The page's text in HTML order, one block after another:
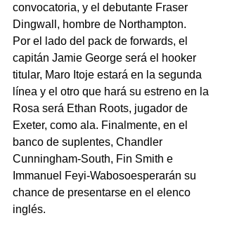
convocatoria, y el debutante Fraser
Dingwall, hombre de Northampton.
Por el lado del pack de forwards, el
capitán Jamie George será el hooker
titular, Maro Itoje estará en la segunda
línea y el otro que hará su estreno en la
Rosa será Ethan Roots, jugador de
Exeter, como ala. Finalmente, en el
banco de suplentes, Chandler
Cunningham-South, Fin Smith e
Immanuel Feyi-Wabosoesperarán su
chance de presentarse en el elenco
inglés.